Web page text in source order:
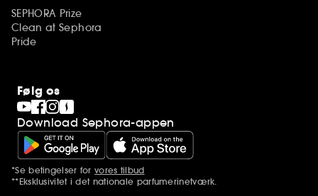
SEPHORA Prize
Clean at Sephora
Pride
Følg os
Download Sephora-appen
Yderligere bemærkninger
*Se betingelser for vores tilbud
**Eksklusivitet i det nationale parfumerinetværk.